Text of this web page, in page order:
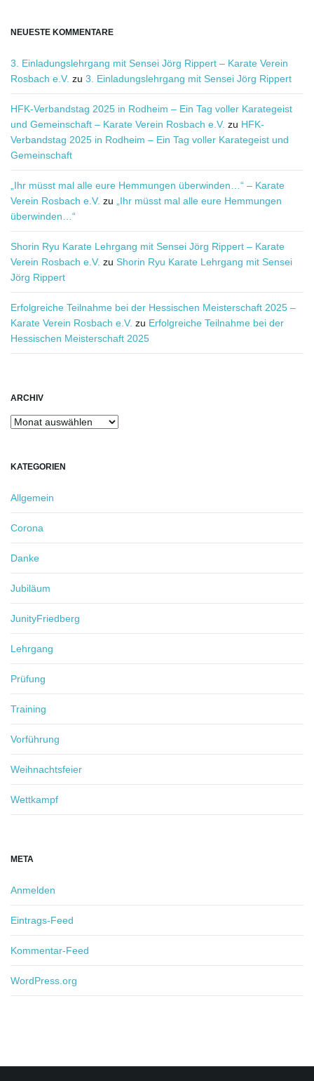
NEUESTE KOMMENTARE
3. Einladungslehrgang mit Sensei Jörg Rippert – Karate Verein
Rosbach e.V. zu 3. Einladungslehrgang mit Sensei Jörg Rippert
HFK-Verbandstag 2025 in Rodheim – Ein Tag voller Karategeist
und Gemeinschaft – Karate Verein Rosbach e.V. zu HFK-
Verbandstag 2025 in Rodheim – Ein Tag voller Karategeist und
Gemeinschaft
„Ihr müsst mal alle eure Hemmungen überwinden…“ – Karate
Verein Rosbach e.V. zu
„Ihr müsst mal alle eure Hemmungen
überwinden…“
Shorin Ryu Karate Lehrgang mit Sensei Jörg Rippert – Karate
Verein Rosbach e.V. zu Shorin Ryu Karate Lehrgang mit Sensei
Jörg Rippert
Erfolgreiche Teilnahme bei der Hessischen Meisterschaft 2025 –
Karate Verein Rosbach e.V. zu Erfolgreiche Teilnahme bei der
Hessischen Meisterschaft 2025
ARCHIV
Archiv
KATEGORIEN
Allgemein
Corona
Danke
Jubiläum
JunityFriedberg
Lehrgang
Prüfung
Training
Vorführung
Weihnachtsfeier
Wettkampf
META
Anmelden
Eintrags-Feed
Kommentar-Feed
WordPress.org